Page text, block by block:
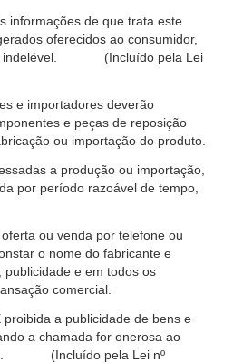
informações de que trata este
oferecidos ao consumidor,
indelével. (Incluído pela Lei
e importadores deverão
e peças de reposição
ou importação do produto.
a produção ou importação,
por período razoável de tempo,
ou venda por telefone ou
o nome do fabricante e
e em todos os
comercial.
proibida a publicidade de bens e
a chamada for onerosa ao
(Incluído pela Lei nº